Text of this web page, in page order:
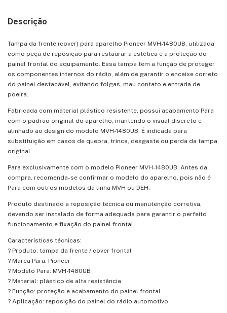
Descrição
Tampa da frente (cover) para aparelho Pioneer MVH-1480UB, utilizada
como peça de reposição para restaurar a estética e a proteção do
painel frontal do equipamento. Essa tampa tem a função de proteger
os componentes internos do rádio, além de garantir o encaixe correto
do painel destacável, evitando folgas, mau contato e entrada de
poeira.
Fabricada com material plástico resistente, possui acabamento Para
com o padrão original do aparelho, mantendo o visual discreto e
alinhado ao design do modelo MVH-1480UB. É indicada para
substituição em casos de quebra, trinca, desgaste ou perda da tampa
original.
Para exclusivamente com o modelo Pioneer MVH-1480UB. Antes da
compra, recomenda-se confirmar o modelo do aparelho, pois não é
Para com outros modelos da linha MVH ou DEH.
Produto destinado a reposição técnica ou manutenção corretiva,
devendo ser instalado de forma adequada para garantir o perfeito
funcionamento e fixação do painel frontal.
Características técnicas:
? Produto: tampa da frente / cover frontal
? Marca Para: Pioneer
? Modelo Para: MVH-1480UB
? Material: plástico de alta resistência
? Função: proteção e acabamento do painel frontal
? Aplicação: reposição do painel do rádio automotivo